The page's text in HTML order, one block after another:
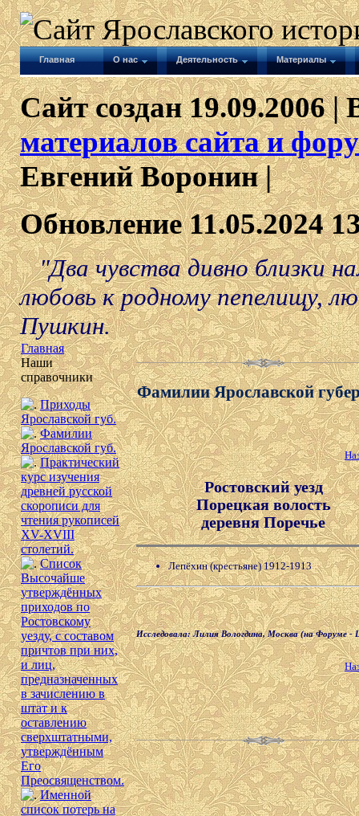
Главная О нас Деятельность Материалы
Сайт создан 19.09.2006 |
материалов сайта и
Евгений Воронин |
Обновление 11.05.2024
"Два чувства дивно близки
любовь к родному пепелищу,
Пушкин.
Главная
Наши
справочники
Приходы
Ярославской губ.
Фамилии
Ярославской губ.
Практический
курс изучения
древней русской
скорописи для
чтения рукописей
XV-XVIII
столетий.
Список
Высочайше
утверждённых
приходов по
Ростовскому
уезду, с составом
причтов при них,
и лиц,
предназначенных
в зачислению в
штат и к
оставлению
сверхштатными,
утверждённым
Его
Преосвященством.
Именной
список потерь на
Фамилии Ярославской
Ростовский уезд
Порецкая волость
деревня Поречье
Лепёхин (крестьяне) 1912-1913
Исследовала: Лилия Вологдина, Москва (на Форуме -